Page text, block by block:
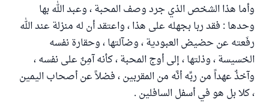
وأما هذا الشخص الذي جرد وصف المحبة ، وعبد الله بها
وحدها : فقد ربا بجهله على هذا ، واعتقد أن له منزلة عند الله
رفَعته عن حضيض العبودية ، وضآلتها ، وحقارة نفسه
الخسيسة ، وذلتها ، إلى أوج المحبة ، كأنه آمِنٌ على نفسه ،
وآخذٌ عهداً من ربِّه أنَّه من المقربين ، فضلاً عن أصحاب اليمين
، كلا بل هو في أسفل السافلين .